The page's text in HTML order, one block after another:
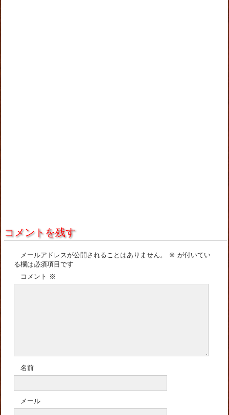
コメントを残す
メールアドレスが公開されることはありません。 ※ が付いてい
る欄は必須項目です
コメント ※
名前
メール